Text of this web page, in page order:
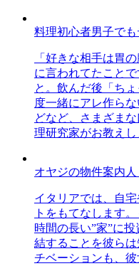
料理初心者男子で
「好きな相手は胃
に言われてたこと
と。飲んだ後「ち
度一緒にアレ作ら
どなど、さまざま
理研究家がお教えし
オヤジの物件案内人
イタリアでは、自
トをもてなします
時間の長い”家”に
結することを彼ら
チベーションも、彼